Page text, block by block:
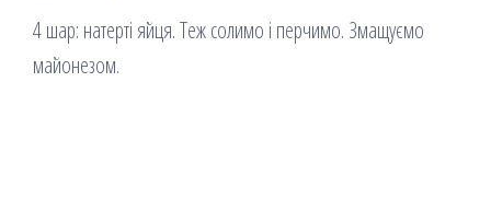
4 шар: натерті яйця. Теж солимо і перчимо. Змащуємо
майонезом.